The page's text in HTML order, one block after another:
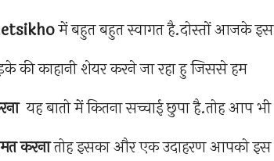
में बहुत बहुत स्वागत है.दोस्तों आजके इस
काहानी शेयर करने जा रहा हु जिससे हम
यह बातो में कितना सच्चाई छुपा है.तोह आप भी
करनातोह इसका और एक उदाहरण आपको इस